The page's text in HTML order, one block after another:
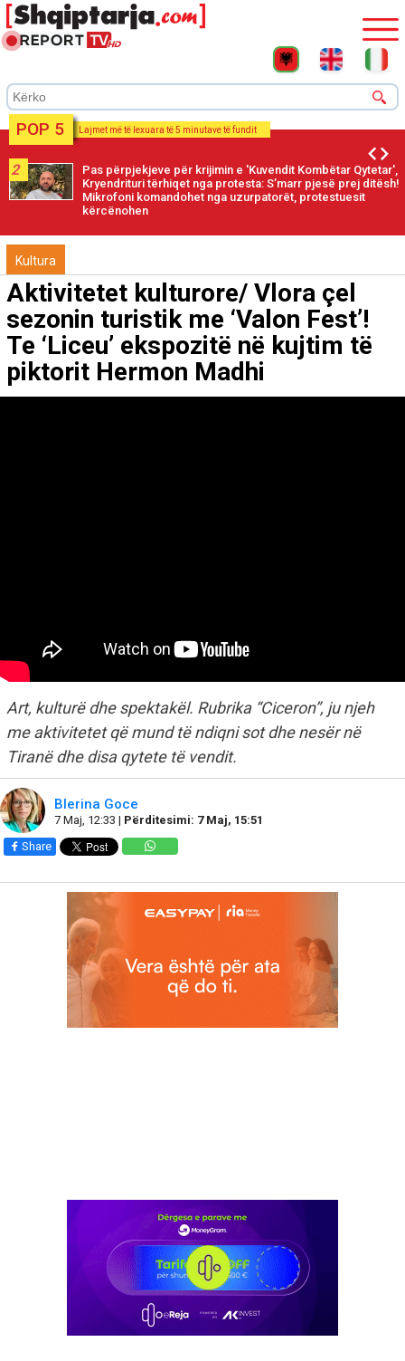
POP 5 Lajmet më të lexuara të 5 minutave të fundit
2
Pas përpjekjeve për krijimin e 'Kuvendit Kombëtar Qytetar',
Kryendrituri tërhiqet nga protesta: S’marr pjesë prej ditësh!
Mikrofoni komandohet nga uzurpatorët, protestuesit
kërcënohen
Kultura
Aktivitetet kulturore/ Vlora çel
sezonin turistik me ‘Valon Fest’!
Te ‘Liceu’ ekspozitë në kujtim të
piktorit Hermon Madhi
Art, kulturë dhe spektakël. Rubrika “Ciceron”, ju njeh
me aktivitetet që mund të ndiqni sot dhe nesër në
Tiranë dhe disa qytete të vendit.
Blerina Goce
7 Maj, 12:33 | Përditesimi: 7 Maj, 15:51
Share